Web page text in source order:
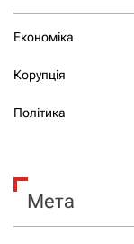
Економіка
Корупція
Політика
Мета